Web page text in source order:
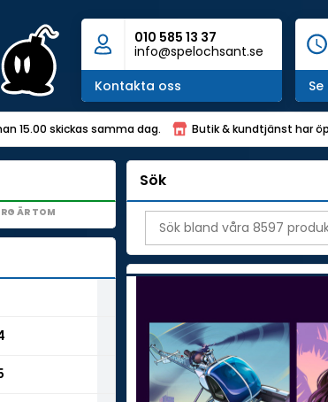
010 585 13 37
info@spelochsant.se
Kontakta oss
15.00 skickas samma dag. Butik & kundtjänst har
ÄR TOM
Sök